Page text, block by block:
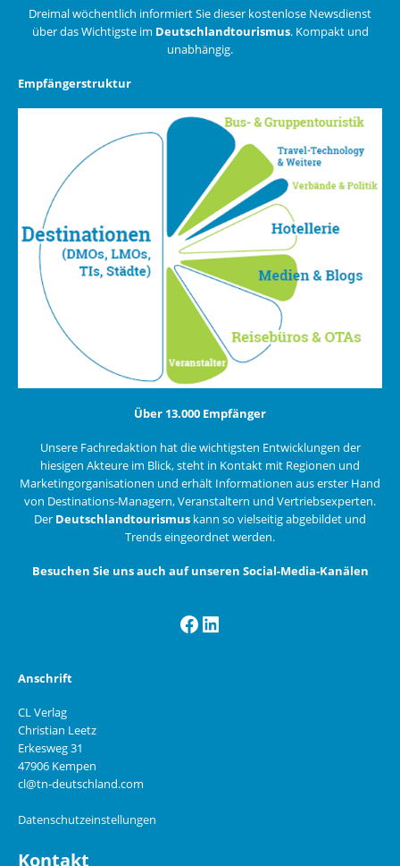
Dreimal wöchentlich informiert Sie dieser kostenlose Newsdienst
über das Wichtigste im Deutschlandtourismus. Kompakt und
unabhängig.
Empfängerstruktur
Über 13.000 Empfänger
Unsere Fachredaktion hat die wichtigsten Entwicklungen der
hiesigen Akteure im Blick, steht in Kontakt mit Regionen und
Marketingorganisationen und erhält Informationen aus erster Hand
von Destinations-Managern, Veranstaltern und Vertriebsexperten.
Der Deutschlandtourismus kann so vielseitig abgebildet und
Trends eingeordnet werden.
Besuchen Sie uns auch auf unseren Social-Media-Kanälen
Facebook
LinkedIn
Anschrift
CL Verlag
Christian Leetz
Erkesweg 31
47906 Kempen
cl@tn-deutschland.com
Datenschutzeinstellungen
Kontakt